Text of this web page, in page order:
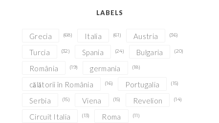
LABELS
Grecia (68) Italia (61) Austria (36)
Turcia (32) Spania (24) Bulgaria (20)
România (19) germania (18)
călătorii în România (16) Portugalia (15)
Serbia (15) Viena (15) Revelion (14)
Circuit Italia (13) Roma (11)